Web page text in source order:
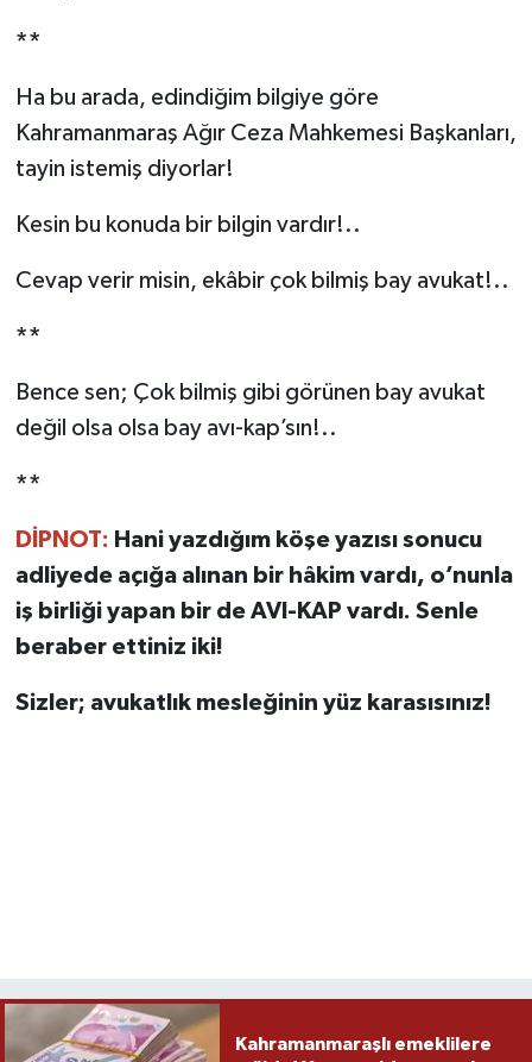
**
Ha bu arada, edindiğim bilgiye göre
Kahramanmaraş Ağır Ceza Mahkemesi Başkanları,
tayin istemiş diyorlar!
Kesin bu konuda bir bilgin vardır!..
Cevap verir misin, ekâbir çok bilmiş bay avukat!..
**
Bence sen; Çok bilmiş gibi görünen bay avukat
değil olsa olsa bay avı-kap’sın!..
**
DİPNOT: Hani yazdığım köşe yazısı sonucu
adliyede açığa alınan bir hâkim vardı, o’nunla
iş birliği yapan bir de AVI-KAP vardı. Senle
beraber ettiniz iki!
Sizler; avukatlık mesleğinin yüz karasısınız!
Kahramanmaraşlı emeklilere